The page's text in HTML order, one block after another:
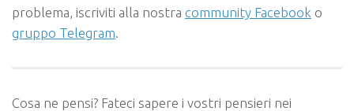
problema, iscriviti alla nostra community Facebook o
gruppo Telegram.
Cosa ne pensi? Fateci sapere i vostri pensieri nei